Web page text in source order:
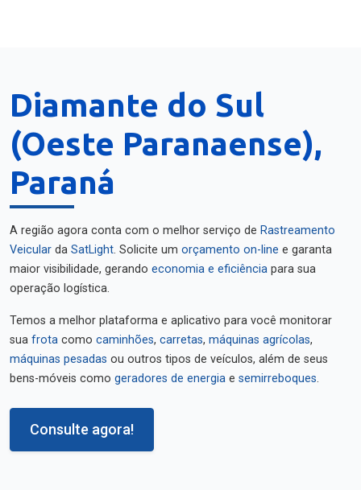
Diamante do Sul
(Oeste Paranaense),
Paraná
A região agora conta com o melhor serviço de Rastreamento
Veicular da SatLight. Solicite um orçamento on-line e garanta
maior visibilidade, gerando economia e eficiência para sua
operação logística.
Temos a melhor plataforma e aplicativo para você monitorar
sua frota como caminhões, carretas, máquinas agrícolas,
máquinas pesadas ou outros tipos de veículos, além de seus
bens-móveis como geradores de energia e semirreboques.
Consulte agora!